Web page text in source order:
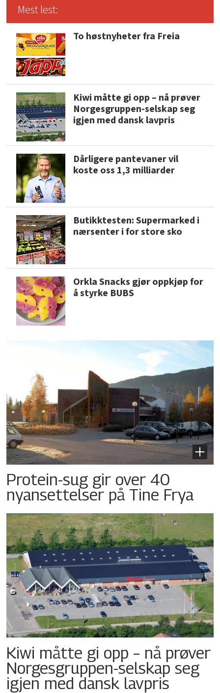
Mest lest:
To høstnyheter fra Freia
Kiwi måtte gi opp – nå prøver
Norgesgruppen-selskap seg
igjen med dansk lavpris
Dårligere pantevaner vil
koste oss 1,3 milliarder
Butikktesten: Supermarked i
nærsenter i for store sko
Orkla Snacks gjør oppkjøp for
å styrke BUBS
Protein-sug gir over 40
nyansettelser på Tine Frya
Kiwi måtte gi opp – nå prøver
Norgesgruppen-selskap seg
igjen med dansk lavpris